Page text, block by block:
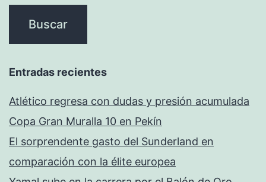
Entradas recientes
Atlético regresa con dudas y presión acumulada
Copa Gran Muralla 10 en Pekín
El sorprendente gasto del Sunderland en
comparación con la élite europea